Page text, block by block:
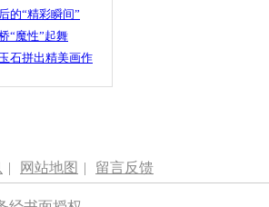
的“精彩瞬间”
“魔性”起舞
石拼出精美画作
| 网站地图 | 留言反馈